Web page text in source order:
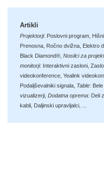
Artikli
Projektorji: Poslovni program
Prenosna Ročno dvižna Elektro
Black Diamond® Nosilci za
monitorji: Interaktivni zasloni
videokonference Yealink
Podaljševalniki signala Table:
vizualizerji Dodatna oprema: Deli
kabli Daljinski upravljalci